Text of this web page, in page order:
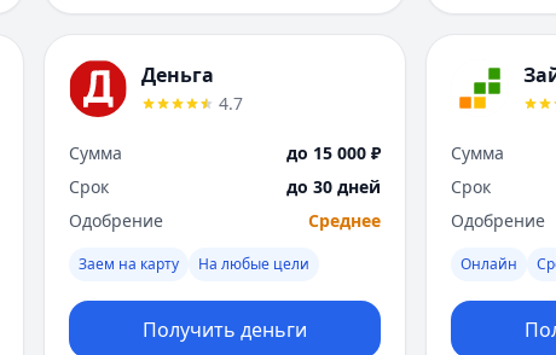
Деньга
4.7
Сумма
до 15 000 ₽
Срок
до 30 дней
Одобрение
Среднее
Заем на карту На любые цели
Получить деньги
Сумма
Срок
Одобрение
Онлайн